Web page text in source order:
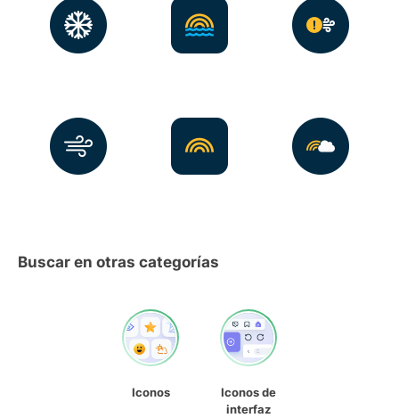
Buscar en otras categorías
Iconos
Iconos de
interfaz